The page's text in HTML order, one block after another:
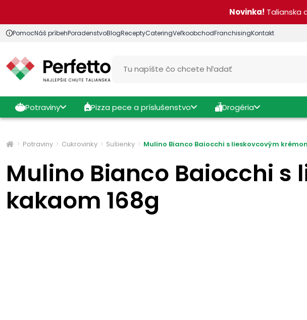
Novinka! Talianska
PomocNáš príbehPoradenstvoBlogReceptyCateringVeľkoobchodFranchisingKontakt
Potraviny Pizza pece a príslušenstvo Drogéria
Potraviny Cukrovinky Sušienky Mulino Bianco Baiocchi s lieskovcovým
Mulino Bianco Baiocchi
kakaom 168g